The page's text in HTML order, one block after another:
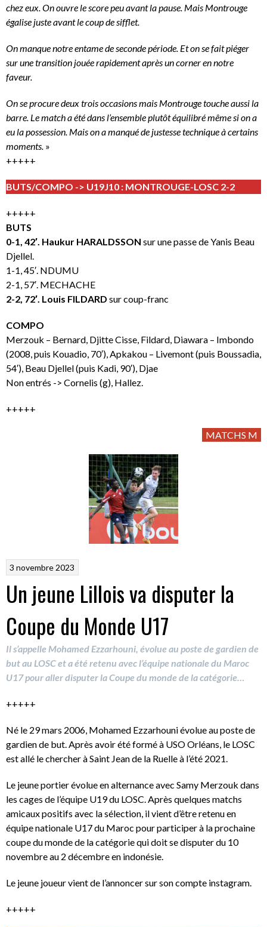
chez eux. On ouvre le score peu avant la pause. Mais Montrouge
égalise juste avant le coup de sifflet.
On manque notre entame de seconde période. Et on se fait piéger
sur une transition jouée rapidement après un corner en notre
faveur.
On se procure deux trois occasions mais Montrouge touche aussi la
barre. Le match a été dans l’ensemble plutôt équilibré même si on a
eu la possession. Mais on a manqué de justesse technique à certains
moments. »
+++++
BUTS/COMPO -> U19J10 : MONTROUGE-LOSC 2-2
+++++
BUTS
0-1, 42′. Haukur HARALDSSON sur une passe de Yanis Beau
Djellel.
1-1, 45′. NDUMU
2-1, 57′. MECHACHE
2-2, 72′. Louis FILDARD sur coup-franc
COMPO
Merzouk – Bernard, Djitte Cisse, Fildard, Diawara – Imbondo
(2008, puis Kouadio, 70′), Apkakou – Livemont (puis Boussadia,
54′), Beau Djellel (puis Kadi, 90′), Djae
Non entrés -> Cornelis (g), Hallez.
+++++
MATCHS M
3 novembre 2023
Un jeune Lillois va disputer la
Coupe du Monde U17
Il s’appelle Mohamed Ezzarhouni, évolue au poste de gardien de
but au LOSC et a été retenu avec l’équipe nationale du Maroc
U17 pour aller disputer la Coupe du monde de la catégorie…
+++++
Né le 29 mars 2006, Mohamed Ezzarhouni évolue au poste de
gardien de but. Après avoir été formé à USO Orléans, le LOSC
est allé le chercher à Saint Jean de la Ruelle à l’été 2021.
Le jeune portier évolue en alternance avec Samy Merzouk dans
les cages de l’équipe U19 du LOSC. Après quelques matchs
amicaux positifs avec la sélection, il vient d’être retenu en
équipe nationale U17 du Maroc pour participer à la prochaine
coupe du monde de la catégorie qui doit se disputer du 10
novembre au 2 décembre en indonésie.
Le jeune joueur vient de l’annoncer sur son compte instagram.
+++++